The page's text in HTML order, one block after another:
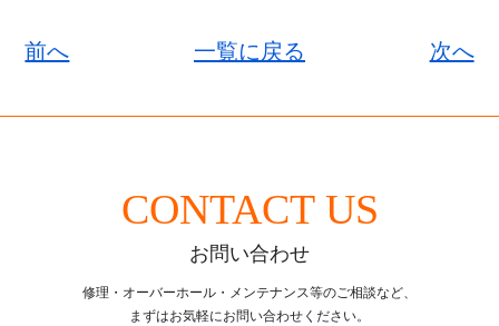
前へ 一覧に戻る 次へ
CONTACT US
お問い合わせ
修理・オーバーホール・メンテナンス等のご相談など、
まずはお気軽にお問い合わせください。